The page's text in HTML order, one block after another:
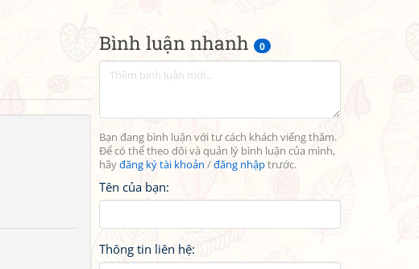
Bình luận nhanh 0
Bạn đang bình luận với tư cách khách viếng thăm.
Để có thể theo dõi và quản lý bình luận của mình,
hãyđăng ký tài khoản /đăng nhậptrước.
Tên của bạn:
Thông tin liên hệ: